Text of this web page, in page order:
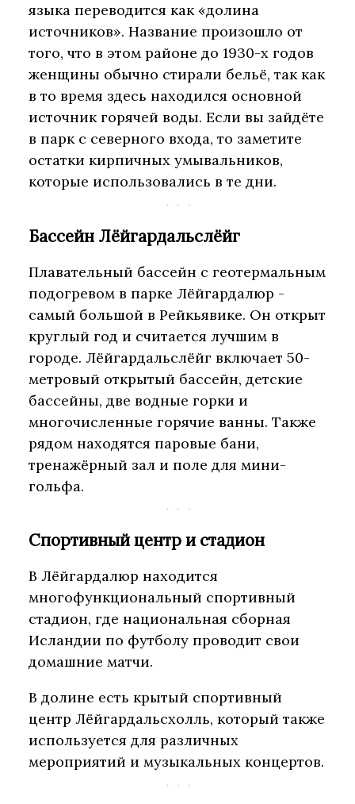
языка переводится как «долина
источников». Название произошло от
того, что в этом районе до 1930-х годов
женщины обычно стирали бельё, так как
в то время здесь находился основной
источник горячей воды. Если вы зайдёте
в парк с северного входа, то заметите
остатки кирпичных умывальников,
которые использовались в те дни.
Бассейн Лёйгардальслёйг
Плавательный бассейн с геотермальным
подогревом в парке Лёйгардалюр -
самый большой в Рейкьявике. Он открыт
круглый год и считается лучшим в
городе. Лёйгардальслёйг включает 50-
метровый открытый бассейн, детские
бассейны, две водные горки и
многочисленные горячие ванны. Также
рядом находятся паровые бани,
тренажёрный зал и поле для мини-
гольфа.
Спортивный центр и стадион
В Лёйгардалюр находится
многофункциональный спортивный
стадион, где национальная сборная
Исландии по футболу проводит свои
домашние матчи.
В долине есть крытый спортивный
центр Лёйгардальсхолль, который также
используется для различных
мероприятий и музыкальных концертов.